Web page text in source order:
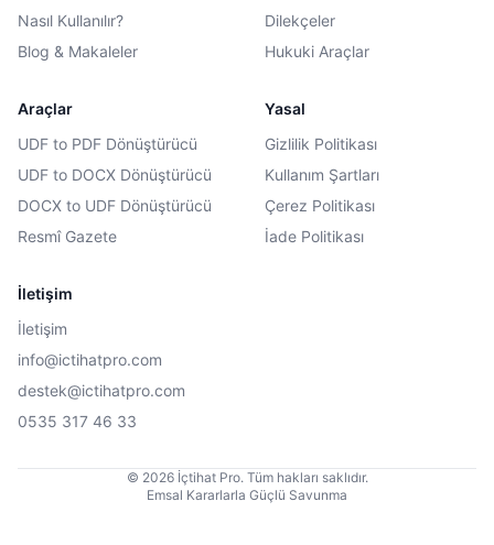
Nasıl Kullanılır?
Blog & Makaleler
Dilekçeler
Hukuki Araçlar
Araçlar
UDF to PDF Dönüştürücü
UDF to DOCX Dönüştürücü
DOCX to UDF Dönüştürücü
Resmî Gazete
Yasal
Gizlilik Politikası
Kullanım Şartları
Çerez Politikası
İade Politikası
İletişim
İletişim
info@ictihatpro.com
destek@ictihatpro.com
0535 317 46 33
© 2026 İçtihat Pro. Tüm hakları saklıdır.
Emsal Kararlarla Güçlü Savunma